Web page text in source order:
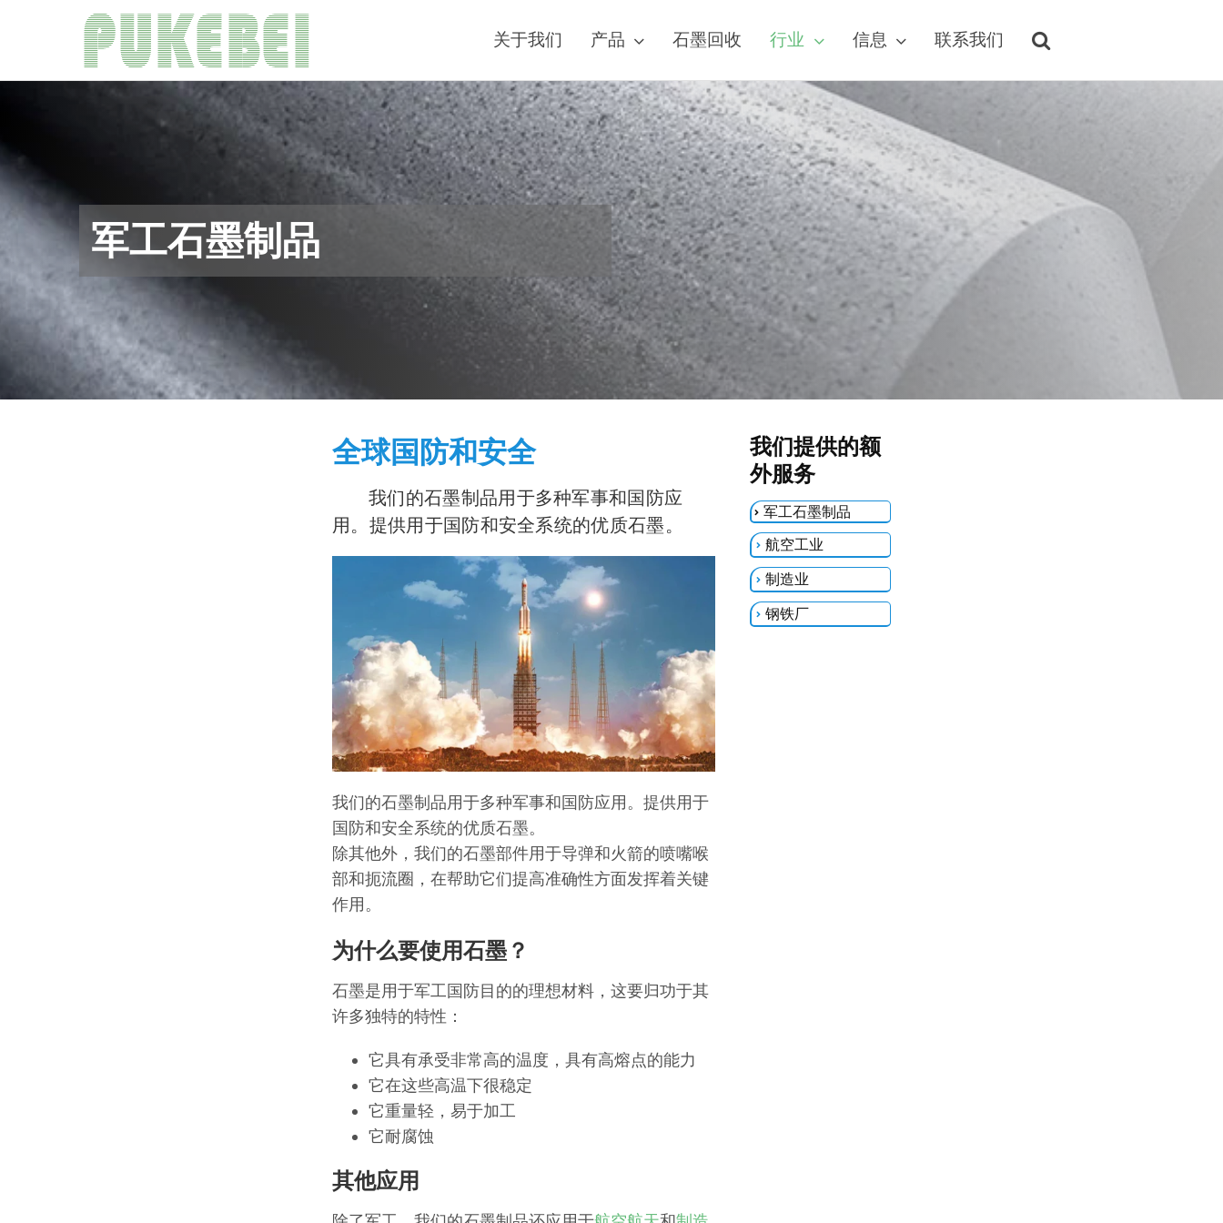
关于我们 产品 石墨回收 行业 信息 联系我们
军工石墨制品
全球国防和安全
我们的石墨制品用于多种军事和国防应
用。提供用于国防和安全系统的优质石墨。
我们的石墨制品用于多种军事和国防应用。提供用于
国防和安全系统的优质石墨。
除其他外，我们的石墨部件用于导弹和火箭的喷嘴喉
部和扼流圈，在帮助它们提高准确性方面发挥着关键
作用。
为什么要使用石墨？
石墨是用于军工国防目的的理想材料，这要归功于其
许多独特的特性：
它具有承受非常高的温度，具有高熔点的能力
它在这些高温下很稳定
它重量轻，易于加工
它耐腐蚀
其他应用
我们提供的额
外服务
军工石墨制品
航空工业
制造业
钢铁厂